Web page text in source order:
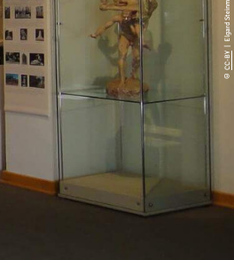
©
CC-BY
| Elgard Steinmüller